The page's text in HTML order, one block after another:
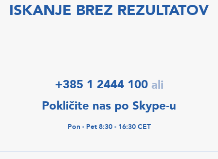
ISKANJE BREZ REZULTATOV
+385 1 2444 100 ali
Pokličite nas po Skype-u
Pon - Pet 8:30 - 16:30 CET